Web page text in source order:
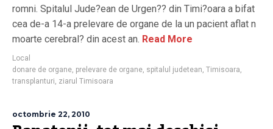
romni. Spitalul Jude?ean de Urgen?? din Timi?oara a bifat
cea de-a 14-a prelevare de organe de la un pacient aflat n
moarte cerebral? din acest an. Read More
Local
donare de organe, prelevare de organe, spitalul judetean, Timisoara,
transplanturi, ziarul Timisoara
octombrie 22, 2010